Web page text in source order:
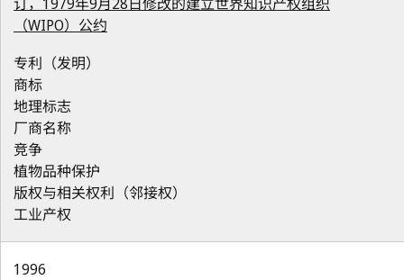
（WIPO）公约
专利（发明）
商标
地理标志
厂商名称
竞争
植物品种保护
版权与相关权利（邻接权）
工业产权
1996